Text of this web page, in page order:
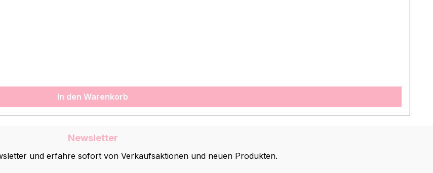
In den Warenkorb
Newsletter
und erfahre sofort von Verkaufsaktionen und neuen Produkten.